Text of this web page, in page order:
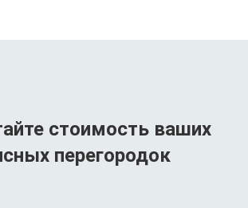
стоимость ваших
перегородок